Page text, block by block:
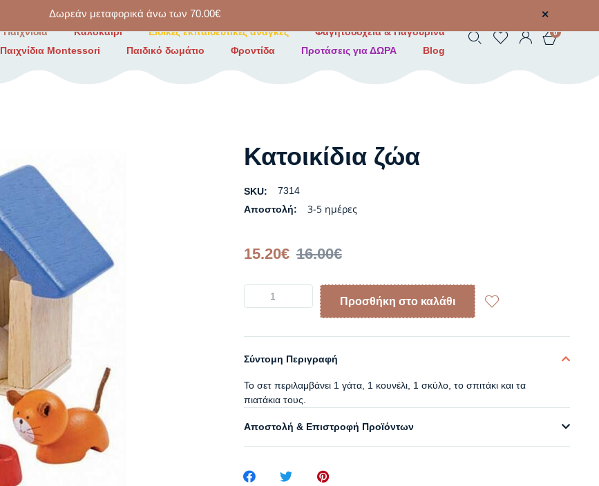
Δωρεάν μεταφορικά άνω των 70.00€
✕
Παιχνίδια Καλοκαίρι Ειδικές εκπαιδευτικές ανάγκες
Φαγητοδοχεία & Παγουρίνα
Παιχνίδια Montessori Παιδικό δωμάτιο Φροντίδα Προτάσεις για ΔΩΡΑ Blog
0
Κατοικίδια ζώα
SKU:
7314
Αποστολή:
3-5 ημέρες
16.00€
15.20€
Προσθήκη στο καλάθι
Σύντομη Περιγραφή
Το σετ περιλαμβάνει 1 γάτα, 1 κουνέλι, 1 σκύλο, το σπιτάκι και τα
πιατάκια τους.
Αποστολή & Επιστροφή Προϊόντων